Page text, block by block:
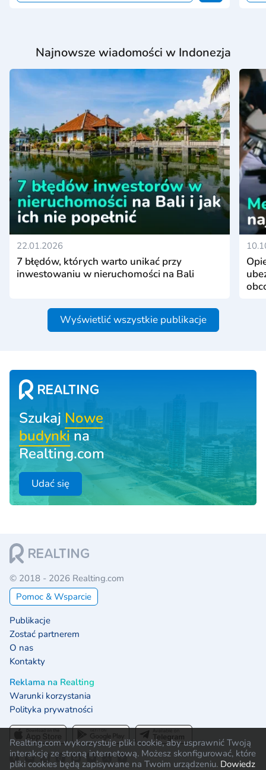
Realting.com wykorzystuje pliki cookie, aby usprawnić Twoją
interakcję ze stroną internetową. Możesz skonfigurować, które
pliki cookies będą zapisywane na Twoim urządzeniu. Dowiedz
Najnowsze wiadomości w Indonezja
22.01.2026
7 błędów, których warto unikać przy
inwestowaniu w nieruchomości na Bali
Wyświetlić wszystkie publikacje
Szukaj Nowe
budynkina
Realting.com
Udać się
© 2018 - 2026 Realting.com
Pomoc & Wsparcie
Publikacje
Zostać partnerem
O nas
Kontakty
Reklama na Realting
Warunki korzystania
Polityka prywatności